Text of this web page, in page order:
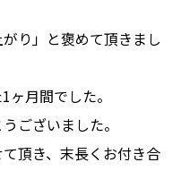
り」と褒めて頂きまし
月間でした。
ございました。
頂き、末長くお付き合